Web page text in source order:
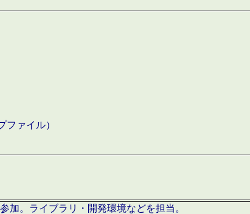
ファイル）
加。ライブラリ・開発環境などを担当。